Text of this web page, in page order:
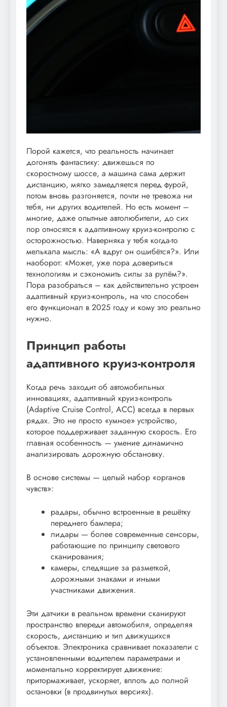
Порой кажется, что реальность начинает
догонять фантастику: движешься по
скоростному шоссе, а машина сама держит
дистанцию, мягко замедляется перед фурой,
потом вновь разгоняется, почти не тревожа ни
тебя, ни других водителей. Но есть момент –
многие, даже опытные автолюбители, до сих
пор относятся к адаптивному круиз-контролю с
осторожностью. Наверняка у тебя когда-то
мелькала мысль: «А вдруг он ошибётся?». Или
наоборот: «Может, уже пора довериться
технологиям и сэкономить силы за рулём?».
Пора разобраться – как действительно устроен
адаптивный круиз-контроль, на что способен
его функционал в 2025 году и кому это реально
нужно.
Принцип работы
адаптивного круиз-контроля
Когда речь заходит об автомобильных
инновациях, адаптивный круиз-контроль
(Adaptive Cruise Control, ACC) всегда в первых
рядах. Это не просто «умное» устройство,
которое поддерживает заданную скорость. Его
главная особенность — умение динамично
анализировать дорожную обстановку.
В основе системы — целый набор «органов
чувств»:
радары, обычно встроенные в решётку
переднего бампера;
лидары — более современные сенсоры,
работающие по принципу светового
сканирования;
камеры, следящие за разметкой,
дорожными знаками и иными
участниками движения.
Эти датчики в реальном времени сканируют
пространство впереди автомобиля, определяя
скорость, дистанцию и тип движущихся
объектов. Электроника сравнивает показатели с
установленными водителем параметрами и
моментально корректирует движение:
притормаживает, ускоряет, вплоть до полной
остановки (в продвинутых версиях).